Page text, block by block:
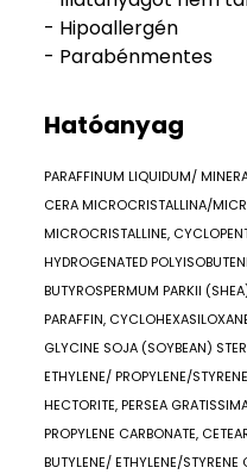
- Hipoallergén
- Parabénmentes
Hatóanyag
PARAFFINUM LIQUIDUM/
CERA MICROCRISTALLINA/
MICROCRISTALLINE,
HYDROGENATED
BUTYROSPERMUM PARKII
PARAFFIN,
GLYCINE SOJA (SOYBEAN)
ETHYLENE/ PROPYLENE/
HECTORITE, PERSEA
PROPYLENE CARBONATE,
BUTYLENE/ ETHYLENE/